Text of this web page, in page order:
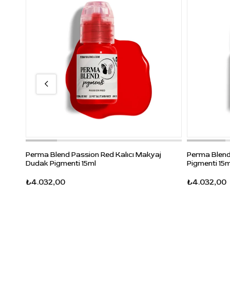
Perma Blend Passion Red Kalıcı Makyaj
Dudak Pigmenti 15ml
₺4.032,00
Perma
Pigmenti
₺4.032,00